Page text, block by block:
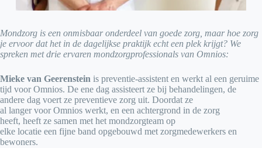
Mondzorg is een onmisbaar onderdeel van goede zorg, maar hoe zorg
je ervoor dat het in de dagelijkse praktijk echt een plek krijgt? We
spreken met drie ervaren mondzorgprofessionals van Omnios:
Mieke van Geerenstein is preventie-assistent en werkt al een geruime
tijd voor Omnios. De ene dag assisteert ze bij behandelingen, de
andere dag voert ze preventieve zorg uit. Doordat ze
al langer voor Omnios werkt, en een achtergrond in de zorg
heeft, heeft ze samen met het mondzorgteam op
elke locatie een fijne band opgebouwd met zorgmedewerkers en
bewoners.